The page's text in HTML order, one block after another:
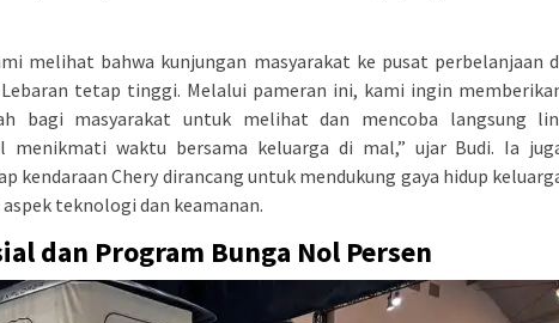
melihat bahwa kunjungan masyarakat ke pusat perbelanjaan
tetap tinggi. Melalui pameran ini, kami ingin
bagi masyarakat untuk melihat dan mencoba langsung
menikmati waktu bersama keluarga di mal,” ujar Budi. Ia
kendaraan Chery dirancang untuk mendukung gaya hidup
teknologi dan keamanan.
dan Program Bunga Nol Persen